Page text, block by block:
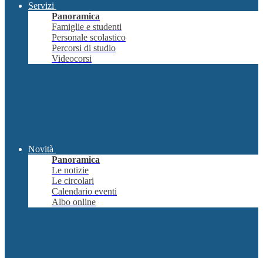
Servizi
Panoramica
Famiglie e studenti
Personale scolastico
Percorsi di studio
Videocorsi
Novità
Panoramica
Le notizie
Le circolari
Calendario eventi
Albo online